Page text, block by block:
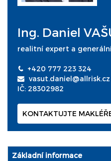
Ing. Daniel
realitní expert a
+420 777 223 324
vasut.daniel@allrisk.cz
IČ: 28302982
KONTAKTUJTE
Základní informace